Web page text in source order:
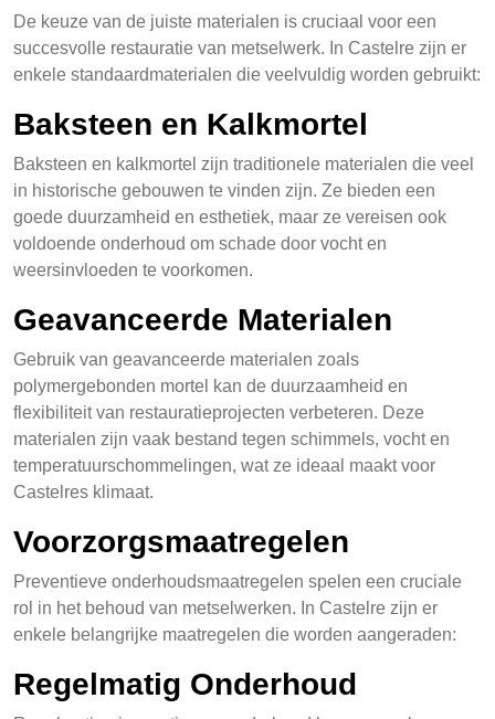
De keuze van de juiste materialen is cruciaal voor een
succesvolle restauratie van metselwerk. In Castelre zijn er
enkele standaardmaterialen die veelvuldig worden gebruikt:
Baksteen en Kalkmortel
Baksteen en kalkmortel zijn traditionele materialen die veel
in historische gebouwen te vinden zijn. Ze bieden een
goede duurzamheid en esthetiek, maar ze vereisen ook
voldoende onderhoud om schade door vocht en
weersinvloeden te voorkomen.
Geavanceerde Materialen
Gebruik van geavanceerde materialen zoals
polymergebonden mortel kan de duurzaamheid en
flexibiliteit van restauratieprojecten verbeteren. Deze
materialen zijn vaak bestand tegen schimmels, vocht en
temperatuurschommelingen, wat ze ideaal maakt voor
Castelres klimaat.
Voorzorgsmaatregelen
Preventieve onderhoudsmaatregelen spelen een cruciale
rol in het behoud van metselwerken. In Castelre zijn er
enkele belangrijke maatregelen die worden aangeraden:
Regelmatig Onderhoud